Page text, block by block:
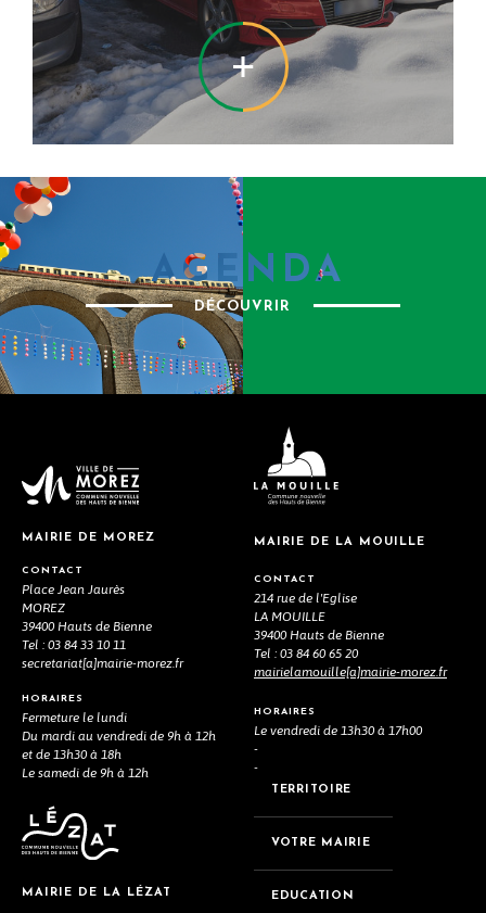
EN SAVOIR +
AGENDA
DÉCOUVRIR
MAIRIE DE MOREZ
CONTACT
Place Jean Jaurès
MOREZ
39400 Hauts de Bienne
Tel : 03 84 33 10 11
secretariat[a]mairie-morez.fr
HORAIRES
Fermeture le lundi
Du mardi au vendredi de 9h à 12h
et de 13h30 à 18h
Le samedi de 9h à 12h
MAIRIE DE LA MOUILLE
CONTACT
214 rue de l'Eglise
LA MOUILLE
39400 Hauts de Bienne
Tel : 03 84 60 65 20
mairielamouille[a]mairie-morez.fr
HORAIRES
Le vendredi de 13h30 à 17h00
-
-
MAIRIE DE LA LÉZAT
TERRITOIRE
VOTRE MAIRIE
EDUCATION